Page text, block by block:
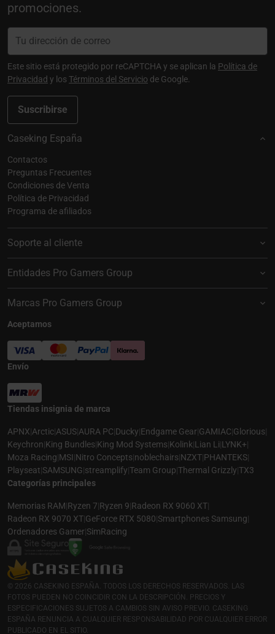
promociones.
Suscribirse
Este sitio está protegido por reCAPTCHA y se aplican la Política de
Privacidad y losTérminos del Servicio de Google.
Caseking España
Contactos
Preguntas Frecuentes
Condiciones de Venta
Política de Privacidad
Programa de afiliados
Soporte al cliente
Entidades Pro Gamers Group
Marcas Pro Gamers Group
Aceptamos
Envío
Tiendas insignia de marca
APNX|Arctic|ASUS|AURA PC|Ducky|Endgame Gear|GAMIAC|Glorious|
Keychron|King Bundles|King Mod Systems|Kolink|Lian Li|LYNK+|
Moza Racing|MSI|Nitro Concepts|noblechairs|NZXT|PHANTEKS|
Playseat|SAMSUNG|streamplify|Team Group|Thermal Grizzly|TX3
Categorías principales
Memorias RAM|Ryzen 7|Ryzen 9|Radeon RX 9060 XT|
Radeon RX 9070 XT|GeForce RTX 5080|Smartphones Samsung|
Ordenadores Gamer|SimRacing
© 2026 CASEKING ESPAÑA. TODOS LOS DERECHOS RESERVADOS. LAS
FOTOS PUEDEN NO COINCIDIR CON LA DESCRIPCIÓN. PRECIOS Y
ESPECIFICACIONES SUJETOS A CAMBIOS SIN AVISO PREVIO. CASEKING
ESPAÑA RENUNCIA A CUALQUIER RESPONSABILIDAD POR CUALQUIER ERROR
PUBLICADO EN EL SITIO.